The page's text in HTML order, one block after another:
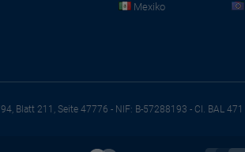
Mexiko
Blatt 211, Seite 47776 - NIF: B-57288193 - CI. BAL 471